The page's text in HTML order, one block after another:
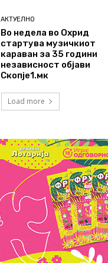
АКТУЕЛНО
Во недела во Охрид
стартува музичкиот
караван за 35 години
независност објави
Скопје1.мк
Load more